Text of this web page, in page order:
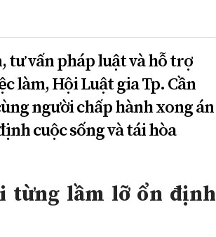
tư vấn pháp luật và hỗ trợ
làm, Hội Luật gia Tp. Cần
người chấp hành xong án
cuộc sống và tái hòa
từng lầm lỡ ổn định